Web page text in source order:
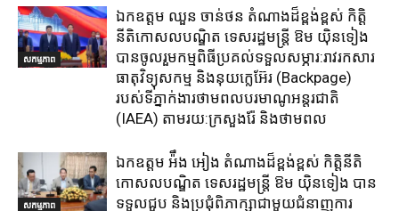
សកម្មភាព
ឯកឧត្តម ឈួន​ ចាន់ថន​ តំណាងដ៏ខ្ពង់ខ្ពស់ កិត្តិ
នីតិកោសលបណ្ឌិត ទេសរដ្ឋមន្ត្រី ឱម យ៉ិនទៀង
បានចូលរួមកម្មពិធីប្រគល់ទទួលសម្ភារ:​រាវរកសារ
ធាតុវិទ្យុសកម្ម​ និង​នុយក្លេអ៊ែរ​ (Backpage)
របស់ទីភ្នាក់ងារថាមពលបរមាណូអន្តរជាតិ
(IAEA) តាមរយ:ក្រសួងរ៉ែ និងថាមពល​
សកម្មភាព
ឯកឧត្តម អ៉ឹង អៀង តំណាងដ៏ខ្ពង់ខ្ពស់ កិត្តិនីតិ
កោសលបណ្ឌិត ទេសរដ្ឋមន្ត្រី ឱម យ៉ិនទៀង បាន
ទទួលជួប និងប្រជុំពិភាក្សាជាមួយជំនាញការ